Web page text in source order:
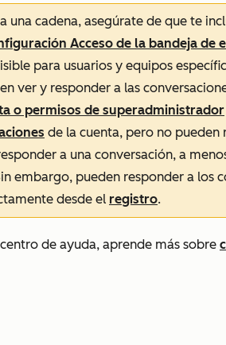
una cadena, asegúrate de que te
Acceso de la bandeja de
para usuarios y equipos
ver y responder a las
o permisos de superadministrador
de la cuenta, pero no pueden
a una conversación, a
embargo, pueden responder a los
desde el registro.
de ayuda, aprende más sobre